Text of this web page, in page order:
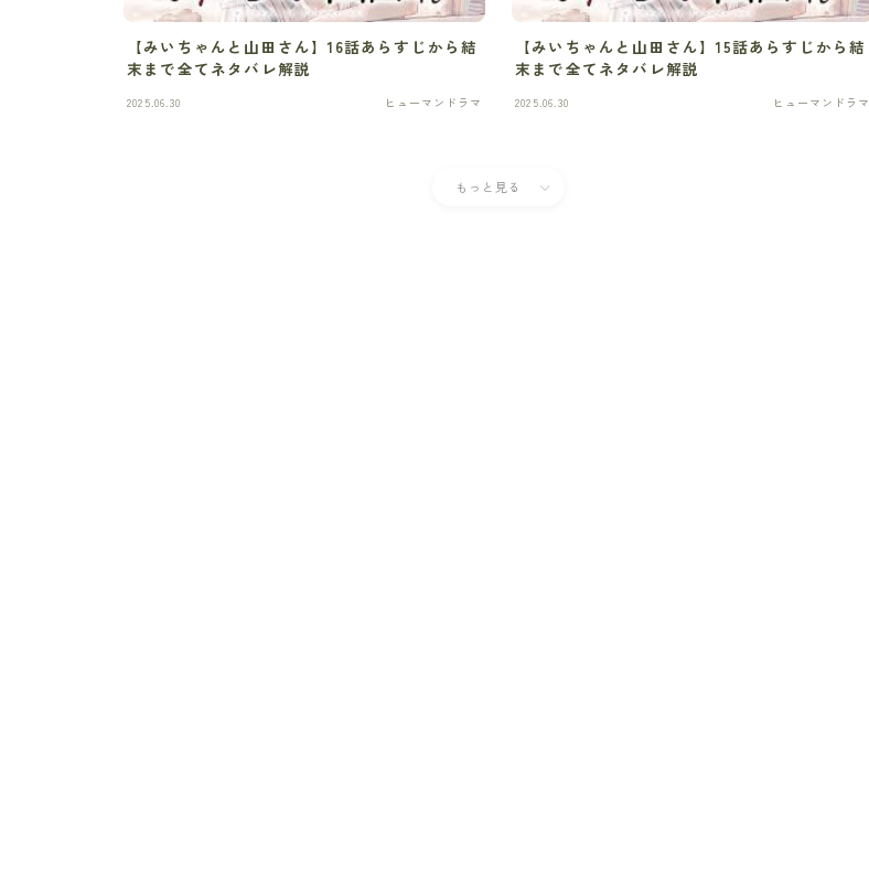
【みいちゃんと山田さん】16話あらすじから結
末まで全てネタバレ解説
2025.06.30 ヒューマンドラマ
【みいちゃんと山田さん】15話あらすじから結
末まで全てネタバレ解説
2025.06.30 ヒューマンドラマ
もっと見る